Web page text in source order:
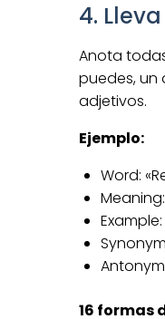
4.
Anota
puedes, un
adjetivos.
Ejemplo:
Word:
16 formas